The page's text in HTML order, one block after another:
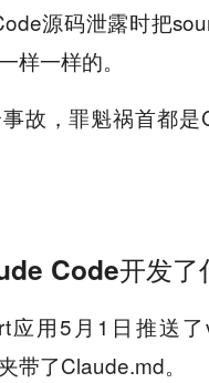
源码泄露时把
样一样的。
故，罪魁祸首都是
Code开发了
应用5月1日推送
带了Claude.md。